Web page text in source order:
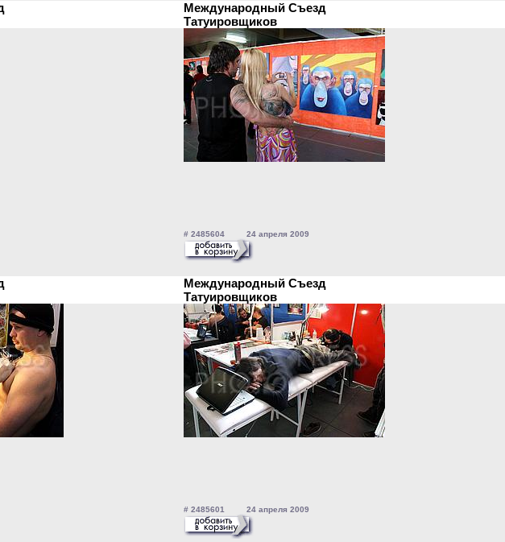
Международный Съезд
Татуировщиков
# 2485604 24 апреля 2009
Международный Съезд
Татуировщиков
# 2485601 24 апреля 2009